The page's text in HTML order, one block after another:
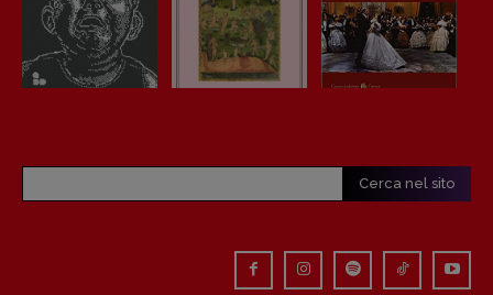
[valentina.marcoli@gmail.com]
ARCHIVIO E AUTORI
Cerca nel sito